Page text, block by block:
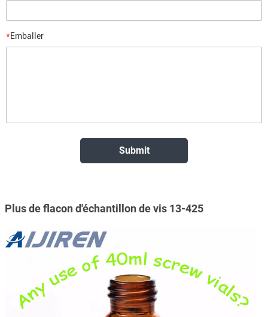
*Emballer
Plus de flacon d'échantillon de vis 13-425